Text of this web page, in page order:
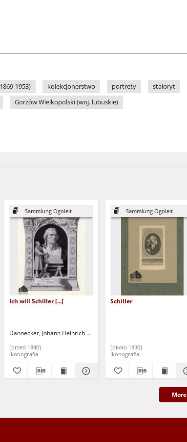
1953) kolekcjonerstwo portrety
staloryt
Gorzów Wielkopolski (woj. lubuskie)
Sammlung Ogoleit
Ich will Schiller [...]
Dannecker, Johann Heinrich von (1758-1841)
[przed 1840]
ikonografia
Sammlung Ogoleit
Schiller
[około 1830]
ikonografia
More